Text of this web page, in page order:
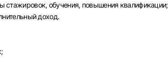
Телефон
стажировок, обучения, повышения квалификации;
доход.